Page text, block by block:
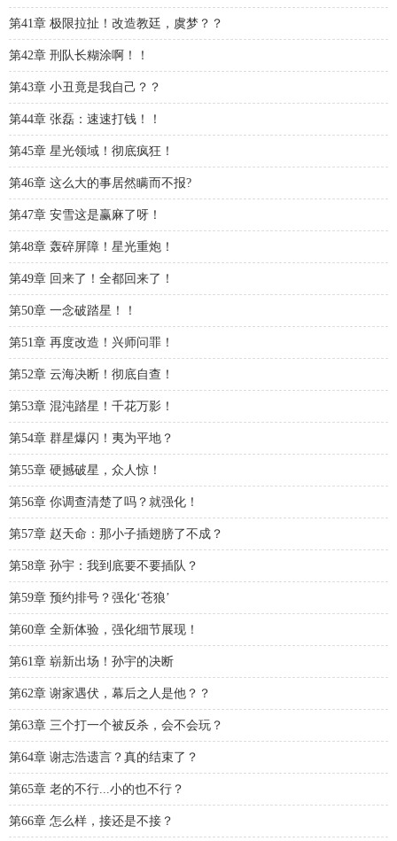
第41章 极限拉扯！改造教廷，虞梦？？
第42章 刑队长糊涂啊！！
第43章 小丑竟是我自己？？
第44章 张磊：速速打钱！！
第45章 星光领域！彻底疯狂！
第46章 这么大的事居然瞒而不报?
第47章 安雪这是赢麻了呀！
第48章 轰碎屏障！星光重炮！
第49章 回来了！全都回来了！
第50章 一念破踏星！！
第51章 再度改造！兴师问罪！
第52章 云海决断！彻底自查！
第53章 混沌踏星！千花万影！
第54章 群星爆闪！夷为平地？
第55章 硬撼破星，众人惊！
第56章 你调查清楚了吗？就强化！
第57章 赵天命：那小子插翅膀了不成？
第58章 孙宇：我到底要不要插队？
第59章 预约排号？强化‘苍狼’
第60章 全新体验，强化细节展现！
第61章 崭新出场！孙宇的决断
第62章 谢家遇伏，幕后之人是他？？
第63章 三个打一个被反杀，会不会玩？
第64章 谢志浩遗言？真的结束了？
第65章 老的不行...小的也不行？
第66章 怎么样，接还是不接？